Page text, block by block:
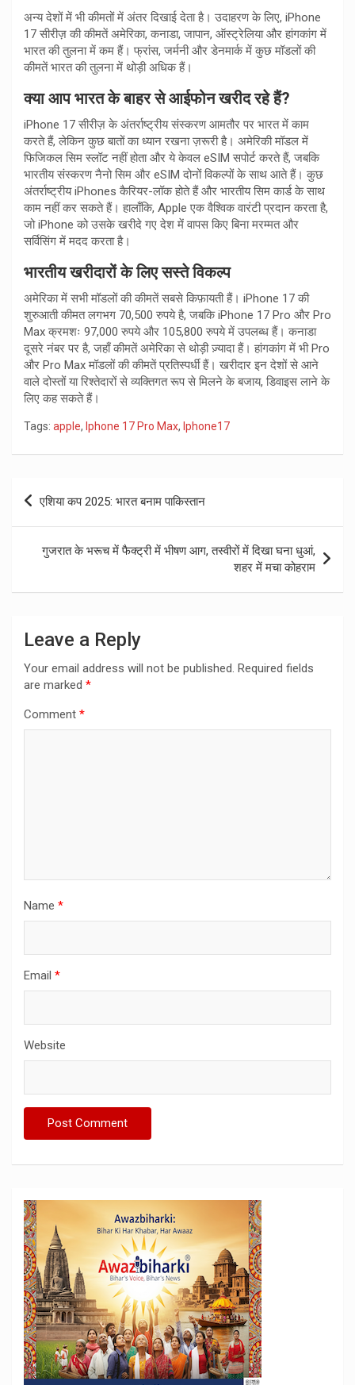
अन्य देशों में भी कीमतों में अंतर दिखाई देता है। उदाहरण के लिए, iPhone
17 सीरीज़ की कीमतें अमेरिका, कनाडा, जापान, ऑस्ट्रेलिया और हांगकांग में
भारत की तुलना में कम हैं। फ्रांस, जर्मनी और डेनमार्क में कुछ मॉडलों की
कीमतें भारत की तुलना में थोड़ी अधिक हैं।
क्या आप भारत के बाहर से आईफोन खरीद रहे हैं?
iPhone 17 सीरीज़ के अंतर्राष्ट्रीय संस्करण आमतौर पर भारत में काम
करते हैं, लेकिन कुछ बातों का ध्यान रखना ज़रूरी है। अमेरिकी मॉडल में
फिजिकल सिम स्लॉट नहीं होता और ये केवल eSIM सपोर्ट करते हैं, जबकि
भारतीय संस्करण नैनो सिम और eSIM दोनों विकल्पों के साथ आते हैं। कुछ
अंतर्राष्ट्रीय iPhones कैरियर-लॉक होते हैं और भारतीय सिम कार्ड के साथ
काम नहीं कर सकते हैं। हालाँकि, Apple एक वैश्विक वारंटी प्रदान करता है,
जो iPhone को उसके खरीदे गए देश में वापस किए बिना मरम्मत और
सर्विसिंग में मदद करता है।
भारतीय खरीदारों के लिए सस्ते विकल्प
अमेरिका में सभी मॉडलों की कीमतें सबसे किफ़ायती हैं। iPhone 17 की
शुरुआती कीमत लगभग 70,500 रुपये है, जबकि iPhone 17 Pro और Pro
Max क्रमशः 97,000 रुपये और 105,800 रुपये में उपलब्ध हैं। कनाडा
दूसरे नंबर पर है, जहाँ कीमतें अमेरिका से थोड़ी ज़्यादा हैं। हांगकांग में भी Pro
और Pro Max मॉडलों की कीमतें प्रतिस्पर्धी हैं। खरीदार इन देशों से आने
वाले दोस्तों या रिश्तेदारों से व्यक्तिगत रूप से मिलने के बजाय, डिवाइस लाने के
लिए कह सकते हैं।
Tags: apple, Iphone 17 Pro Max, Iphone17
Post
navigation
एशिया कप 2025: भारत बनाम पाकिस्तान
गुजरात के भरूच में फैक्ट्री में भीषण आग, तस्वीरों में दिखा घना धुआं,
शहर में मचा कोहराम
Leave a Reply
Your email address will not be published. Required fields
are marked *
Comment *
Name *
Email *
Website